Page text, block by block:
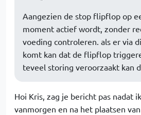
Aangezien de stop flipflop op
moment actief wordt, zonder
voeding controleren. als er via
komt kan dat de flipflop
teveel storing veroorzaakt kan
Hoi Kris, zag je bericht pas nadat
vanmorgen en na het plaatsen